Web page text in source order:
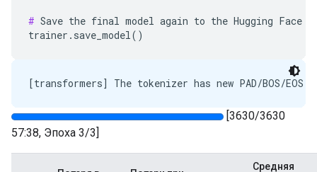
# Save the final model again to the Hugging Face